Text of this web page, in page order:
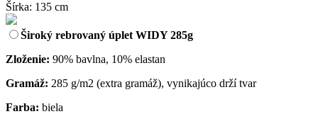
Šírka: 135 cm
Široký rebrovaný úplet WIDY 285g
Zloženie: 90% bavlna, 10% elastan
Gramáž: 285 g/m2 (extra gramáž), vynikajúco drží tvar
Farba: biela